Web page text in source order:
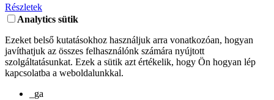
Részletek
Analytics sütik
Ezeket belső kutatásokhoz használjuk arra vonatkozóan, hogyan
javíthatjuk az összes felhasználónk számára nyújtott
szolgáltatásunkat. Ezek a sütik azt értékelik, hogy Ön hogyan lép
kapcsolatba a weboldalunkkal.
_ga